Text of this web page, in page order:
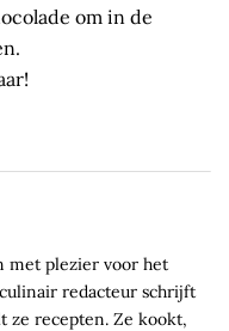
om in de
met plezier voor het
redacteur schrijft
ze recepten. Ze kookt,